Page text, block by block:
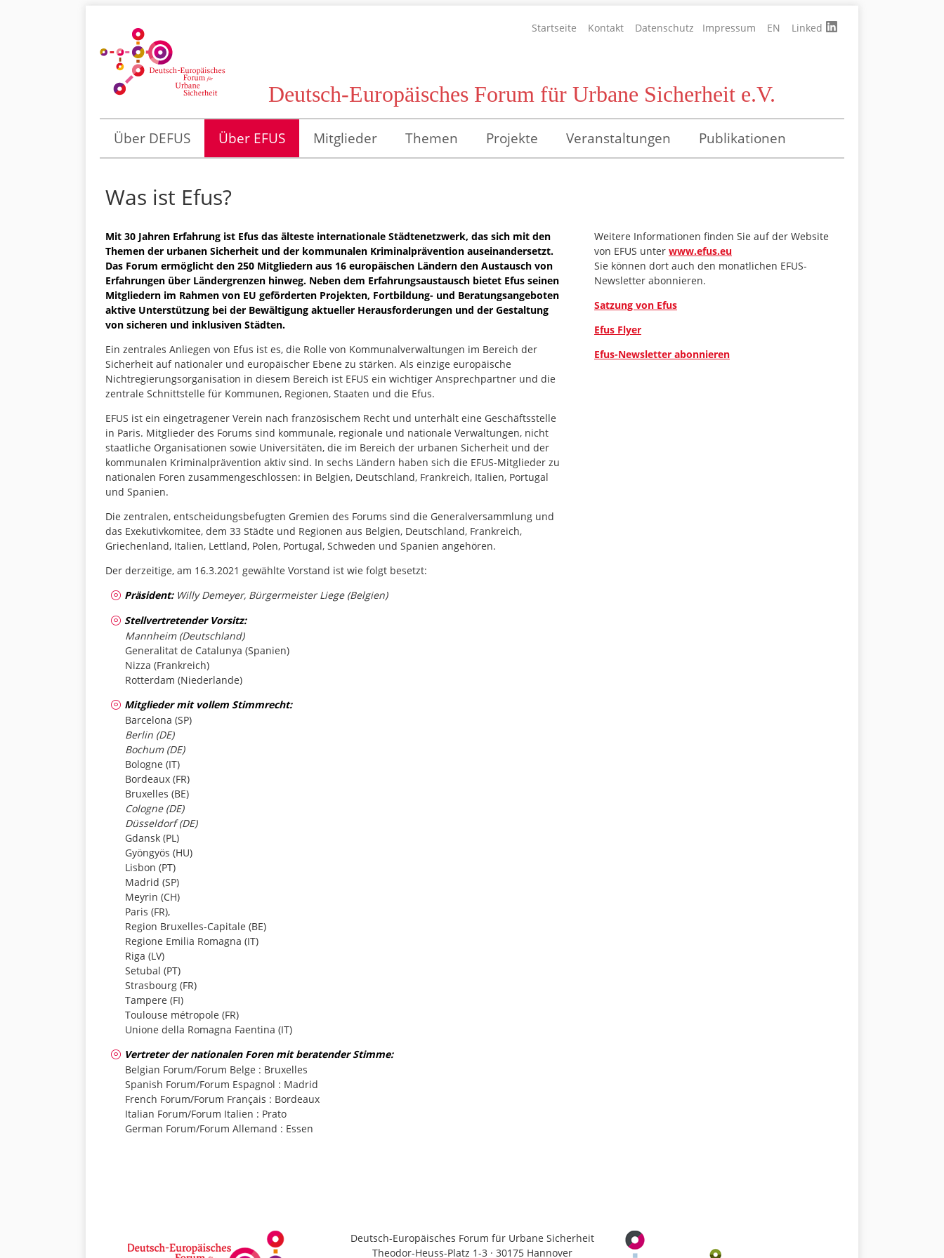
Startseite Kontakt Datenschutz Impressum EN Linked
Deutsch-Europäisches Forum für Urbane Sicherheit e.V.
Über DEFUS Über EFUS Mitglieder Themen Projekte Veranstaltungen Publikationen
Was ist Efus?
Mit 30 Jahren Erfahrung ist Efus das älteste internationale Städtenetzwerk, das sich mit den
Themen der urbanen Sicherheit und der kommunalen Kriminalprävention auseinandersetzt.
Das Forum ermöglicht den 250 Mitgliedern aus 16 europäischen Ländern den Austausch von
Erfahrungen über Ländergrenzen hinweg. Neben dem Erfahrungsaustausch bietet Efus seinen
Mitgliedern im Rahmen von EU geförderten Projekten, Fortbildung- und Beratungsangeboten
aktive Unterstützung bei der Bewältigung aktueller Herausforderungen und der Gestaltung
von sicheren und inklusiven Städten.
Ein zentrales Anliegen von Efus ist es, die Rolle von Kommunalverwaltungen im Bereich der
Sicherheit auf nationaler und europäischer Ebene zu stärken. Als einzige europäische
Nichtregierungsorganisation in diesem Bereich ist EFUS ein wichtiger Ansprechpartner und die
zentrale Schnittstelle für Kommunen, Regionen, Staaten und die Efus.
EFUS ist ein eingetragener Verein nach französischem Recht und unterhält eine Geschäftsstelle
in Paris. Mitglieder des Forums sind kommunale, regionale und nationale Verwaltungen, nicht
staatliche Organisationen sowie Universitäten, die im Bereich der urbanen Sicherheit und der
kommunalen Kriminalprävention aktiv sind. In sechs Ländern haben sich die EFUS-Mitglieder zu
nationalen Foren zusammengeschlossen: in Belgien, Deutschland, Frankreich, Italien, Portugal
und Spanien.
Die zentralen, entscheidungsbefugten Gremien des Forums sind die Generalversammlung und
das Exekutivkomitee, dem 33 Städte und Regionen aus Belgien, Deutschland, Frankreich,
Griechenland, Italien, Lettland, Polen, Portugal, Schweden und Spanien angehören.
Der derzeitige, am 16.3.2021 gewählte Vorstand ist wie folgt besetzt:
Präsident:Willy Demeyer, Bürgermeister Liege (Belgien)
Stellvertretender Vorsitz:
Mannheim (Deutschland)
Generalitat de Catalunya (Spanien)
Nizza (Frankreich)
Rotterdam (Niederlande)
Mitglieder mit vollem Stimmrecht:
Barcelona (SP)
Berlin (DE)
Bochum (DE)
Bologne (IT)
Bordeaux (FR)
Bruxelles (BE)
Cologne (DE)
Düsseldorf (DE)
Gdansk (PL)
Gyöngyös (HU)
Lisbon (PT)
Madrid (SP)
Meyrin (CH)
Paris (FR),
Region Bruxelles-Capitale (BE)
Regione Emilia Romagna (IT)
Riga (LV)
Setubal (PT)
Strasbourg (FR)
Tampere (FI)
Toulouse métropole (FR)
Unione della Romagna Faentina (IT)
Vertreter der nationalen Foren mit beratender Stimme:
Belgian Forum/Forum Belge : Bruxelles
Spanish Forum/Forum Espagnol : Madrid
French Forum/Forum Français : Bordeaux
Italian Forum/Forum Italien : Prato
German Forum/Forum Allemand : Essen
Weitere Informationen finden Sie auf der Website
von EFUS unter www.efus.eu
Sie können dort auch den monatlichen EFUS-
Newsletter abonnieren.
Satzung von Efus
Efus Flyer
Efus-Newsletter abonnieren
Deutsch-Europäisches Forum für Urbane Sicherheit
Theodor-Heuss-Platz 1-3 · 30175 Hannover